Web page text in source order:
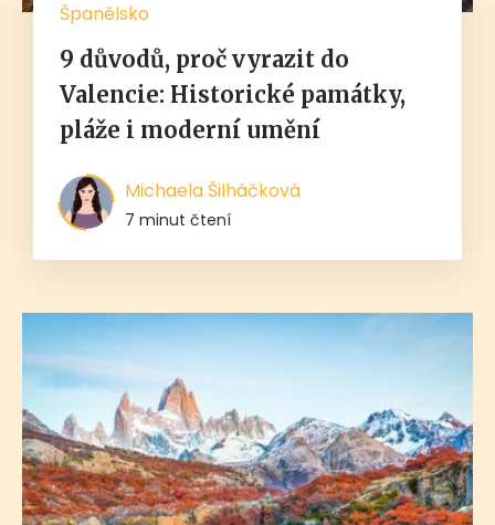
Španělsko
9 důvodů, proč vyrazit do
Valencie: Historické památky,
pláže i moderní umění
Michaela Šilháčková
7 minut čtení